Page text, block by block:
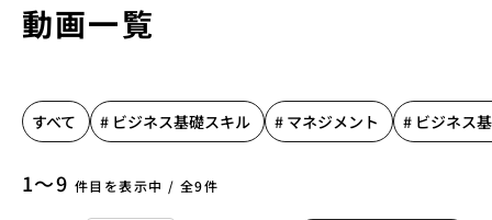
動画一覧
すべて # ビジネス基礎スキル # マネジメント # ビジネス
1〜9 件目を表示中 / 全9件